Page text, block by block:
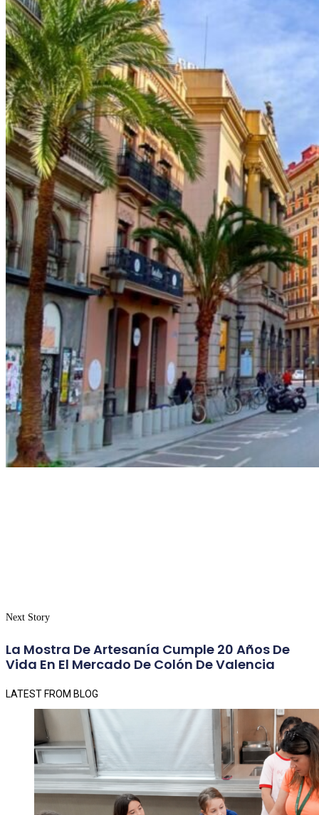
Next Story
La Mostra De Artesanía Cumple 20 Años De
Vida En El Mercado De Colón De Valencia
LATEST FROM BLOG